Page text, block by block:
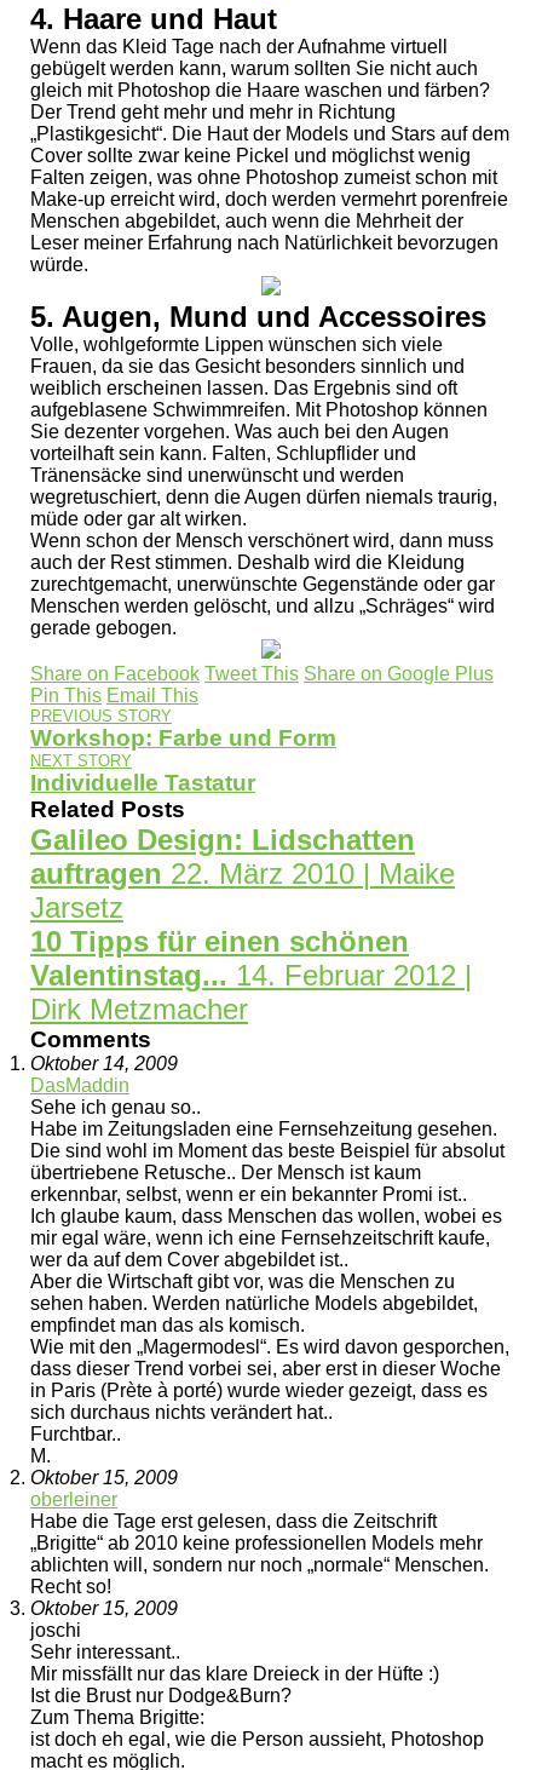
4. Haare und Haut
Wenn das Kleid Tage nach der Aufnahme virtuell
gebügelt werden kann, warum sollten Sie nicht auch
gleich mit Photoshop die Haare waschen und färben?
Der Trend geht mehr und mehr in Richtung
„Plastikgesicht“. Die Haut der Models und Stars auf dem
Cover sollte zwar keine Pickel und möglichst wenig
Falten zeigen, was ohne Photoshop zumeist schon mit
Make-up erreicht wird, doch werden vermehrt porenfreie
Menschen abgebildet, auch wenn die Mehrheit der
Leser meiner Erfahrung nach Natürlichkeit bevorzugen
würde.
5. Augen, Mund und Accessoires
Volle, wohlgeformte Lippen wünschen sich viele
Frauen, da sie das Gesicht besonders sinnlich und
weiblich erscheinen lassen. Das Ergebnis sind oft
aufgeblasene Schwimmreifen. Mit Photoshop können
Sie dezenter vorgehen. Was auch bei den Augen
vorteilhaft sein kann. Falten, Schlupflider und
Tränensäcke sind unerwünscht und werden
wegretuschiert, denn die Augen dürfen niemals traurig,
müde oder gar alt wirken.
Wenn schon der Mensch verschönert wird, dann muss
auch der Rest stimmen. Deshalb wird die Kleidung
zurechtgemacht, unerwünschte Gegenstände oder gar
Menschen werden gelöscht, und allzu „Schräges“ wird
gerade gebogen.
Share on Facebook Tweet This Share on Google Plus
Pin This Email This
PREVIOUS STORY
Workshop: Farbe und Form
NEXT STORY
Individuelle Tastatur
Related Posts
Galileo Design: Lidschatten
auftragen 22. März 2010 | Maike
Jarsetz
10 Tipps für einen schönen
Valentinstag... 14. Februar 2012 |
Dirk Metzmacher
Comments
Oktober 14, 2009
DasMaddin
Sehe ich genau so..
Habe im Zeitungsladen eine Fernsehzeitung gesehen.
Die sind wohl im Moment das beste Beispiel für absolut
übertriebene Retusche.. Der Mensch ist kaum
erkennbar, selbst, wenn er ein bekannter Promi ist..
Ich glaube kaum, dass Menschen das wollen, wobei es
mir egal wäre, wenn ich eine Fernsehzeitschrift kaufe,
wer da auf dem Cover abgebildet ist..
Aber die Wirtschaft gibt vor, was die Menschen zu
sehen haben. Werden natürliche Models abgebildet,
empfindet man das als komisch.
Wie mit den „Magermodesl“. Es wird davon gesporchen,
dass dieser Trend vorbei sei, aber erst in dieser Woche
in Paris (Prète à porté) wurde wieder gezeigt, dass es
sich durchaus nichts verändert hat..
Furchtbar..
M.
Oktober 15, 2009
oberleiner
Habe die Tage erst gelesen, dass die Zeitschrift
„Brigitte“ ab 2010 keine professionellen Models mehr
ablichten will, sondern nur noch „normale“ Menschen.
Recht so!
Oktober 15, 2009
joschi
Sehr interessant..
Mir missfällt nur das klare Dreieck in der Hüfte :)
Ist die Brust nur Dodge&Burn?
Zum Thema Brigitte:
ist doch eh egal, wie die Person aussieht, Photoshop
macht es möglich.